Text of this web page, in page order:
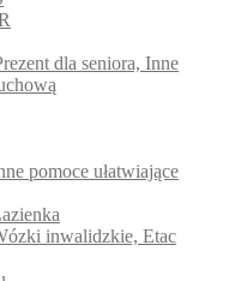
dla seniora, Inne
pomoce ułatwiające
inwalidzkie, Etac